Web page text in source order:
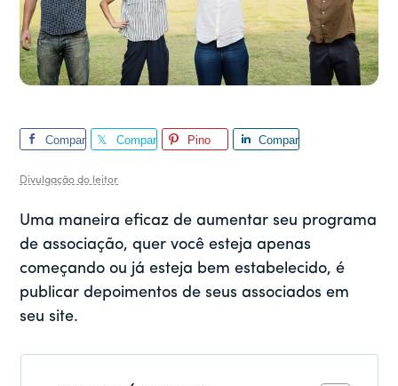
Compar
Compar
Pino
Compar
Divulgação do leitor
Uma maneira eficaz de aumentar seu programa
de associação, quer você esteja apenas
começando ou já esteja bem estabelecido, é
publicar depoimentos de seus associados em
seu site.